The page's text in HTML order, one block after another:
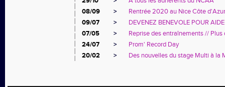
08/09
>
Rentrée 2020 au Nice Côte
09/07
>
DEVENEZ BENEVOLE POUR
07/05
>
Reprise des entraînements //
24/07
>
Prom' Record Day
20/02
> Des nouvelles du stage Multi à la